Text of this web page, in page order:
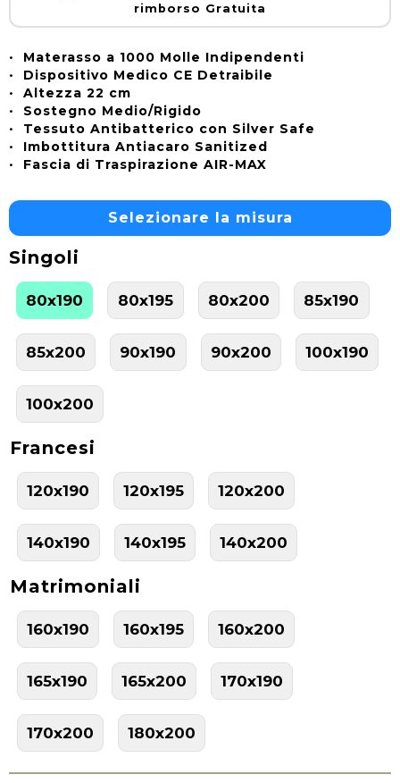
rimborso Gratuita
• Materasso a 1000 Molle Indipendenti
• Dispositivo Medico CE Detraibile
• Altezza 22 cm
• Sostegno Medio/Rigido
• Tessuto Antibatterico con Silver Safe
• Imbottitura Antiacaro Sanitized
• Fascia di Traspirazione AIR-MAX
Selezionare la misura
Singoli
80x190 80x195 80x200 85x190
85x200 90x190 90x200 100x190
100x200
Francesi
120x190 120x195 120x200
140x190 140x195 140x200
Matrimoniali
160x190 160x195 160x200
165x190 165x200 170x190
170x200 180x200